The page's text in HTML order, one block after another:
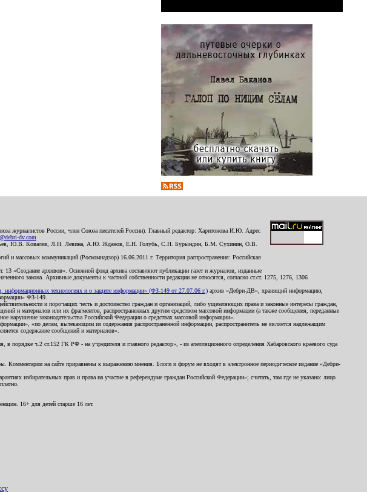
журналистов России, член Союза писателей России). Главный редактор: Харитонова И.Ю. Адрес
dv.com
Ю.В. Ковалев, Л.Н. Левина, А.Ю. Жданов, Е.Н. Голубь, С.Н. Бурындин, Б.М. Сухинин, О.В.
и массовых коммуникаций (Роскомнадзор) 16.06.2011 г. Территория распространения: Российская
13 «Создание архивов». Основной фонд архива составляют публикации газет и журналов, изданные
закона. Архивные документы к частной собственности редакции не относятся, согласно ст.ст. 1275, 1276, 1306
информационных технологиях и о защите информации» (ФЗ-149 от 27.07.06 г.) архив «Дебри-ДВ», хранящий информацию,
ФЗ-149.
и порочащих честь и достоинство граждан и организаций, либо ущемляющих права и законные интересы граждан,
и материалов или их фрагментов, распространенных другим средством массовой информации (а также сообщения, переданные
нарушение законодательства Российской Федерации о средствах массовой информации».
«по делам, вытекающим из содержания распространенной информации, распространитель не является надлежащим
содержание сообщений и материалов».
ч.2 ст.152 ГК РФ - на учредителя и главного редактор», - из апелляционного определения Хабаровского краевого суда
Комментарии на сайте приравнены к выражению мнения. Блоги и форум не входят в электронное периодическое издание «Дебри-
избирательных прав и права на участие в референдуме граждан Российской Федерации»; считать, там где не указано: лицо
16+ для детей старше 16 лет.